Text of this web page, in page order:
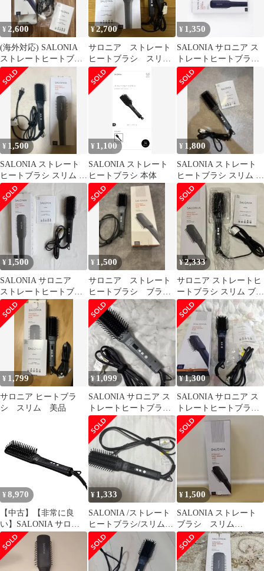
¥2,600
(海外対応) SALONIA
ストレートヒートブラ
シ スリム ブラック電気
ブラシ
¥2,700
サロニア ストレート
ヒートブラシ スリ
ム ブラック
¥ 1,350
SALONIA サロニア ス
トレートヒートブラシ
スリム ネイビー
¥ 1,500
SALONIA ストレート
ヒートブラシ スリム ブ
ラック
¥ 1,100
SALONIA ストレート
ヒートブラシ 本体
¥ 1,800
SALONIA ストレート
ヒートブラシ スリム 本
体
¥ 1,500
SALONIA サロニア
ストレートヒートブラ
シ スリム SL-
012BKS
¥ 1,500
サロニア ストレート
ヒートブラシ ブラッ
ク スリム
¥2,333
サロニア ストレートヒ
ートブラシ スリム ブラ
ック 美品
¥ 1,799
サロニア ヒートブラ
シ スリム 美品
¥1,099
SALONIA サロニア ス
トレートヒートブラシ
スリム
¥1,300
SALONIA サロニア ス
トレートヒートブラシ
スリム ネイビー
¥ 8,970
【中古】【非常に良
い】SALONIA サロニ
ア ストレートヒートブ
ラシ スリム ブラック
海外対応 MAX210℃
50W セラミックコーデ
¥ 1,333
SALONIA /ストレート
ヒートブラシ/スリムブ
ラック
¥ 1,500
SALONIA ストレート
ブラシ スリム
MAX210℃